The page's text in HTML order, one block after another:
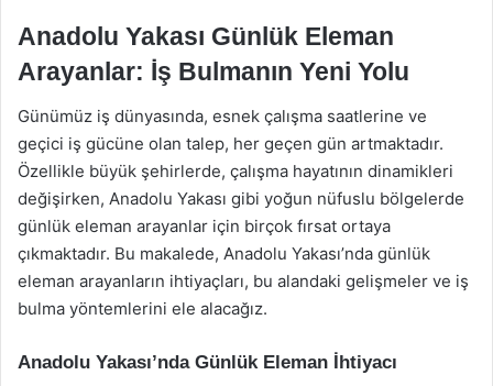
Anadolu Yakası Günlük Eleman
Arayanlar: İş Bulmanın Yeni Yolu
Günümüz iş dünyasında, esnek çalışma saatlerine ve
geçici iş gücüne olan talep, her geçen gün artmaktadır.
Özellikle büyük şehirlerde, çalışma hayatının dinamikleri
değişirken, Anadolu Yakası gibi yoğun nüfuslu bölgelerde
günlük eleman arayanlar için birçok fırsat ortaya
çıkmaktadır. Bu makalede, Anadolu Yakası’nda günlük
eleman arayanların ihtiyaçları, bu alandaki gelişmeler ve iş
bulma yöntemlerini ele alacağız.
Anadolu Yakası’nda Günlük Eleman İhtiyacı